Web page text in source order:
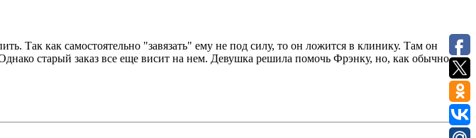
Так как самостоятельно "завязать" ему не под силу, то он ложится в клинику. Там он
старый заказ все еще висит на нем. Девушка решила помочь Фрэнку, но, как обычно